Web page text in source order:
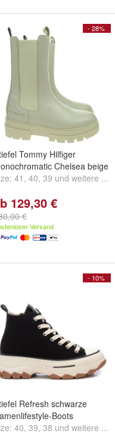
- 28%
Tommy Hilfiger
Chelsea beige
41 , 40, 39 und weitere ...
129,30 €
€
Versand
- 10%
Refresh schwarze
Boots
40, 39, 38 und weitere ...